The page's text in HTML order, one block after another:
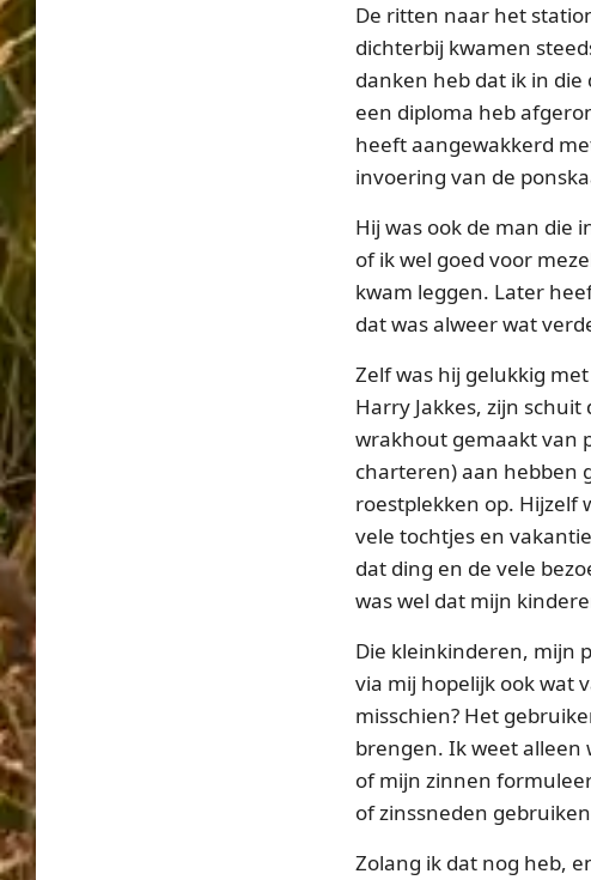
De ritten naar het
dichterbij kwamen
danken heb dat ik in die
een diploma heb
heeft aangewakkerd
invoering van de
Hij was ook de man die
of ik wel goed voor
kwam leggen. Later
dat was alweer wat
Zelf was hij gelukkig
Harry Jakkes, zijn
wrakhout gemaakt van
charteren) aan hebben
roestplekken op. Hijzelf
vele tochtjes en
dat ding en de vele
was wel dat mijn
Die kleinkinderen, mijn
via mij hopelijk ook wat
misschien? Het
brengen. Ik weet alleen
of mijn zinnen
of zinssneden
Zolang ik dat nog heb,